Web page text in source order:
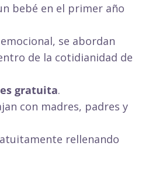
bebé en el primer año
se abordan
de la cotidianidad de
gratuita.
con madres, padres y
rellenando